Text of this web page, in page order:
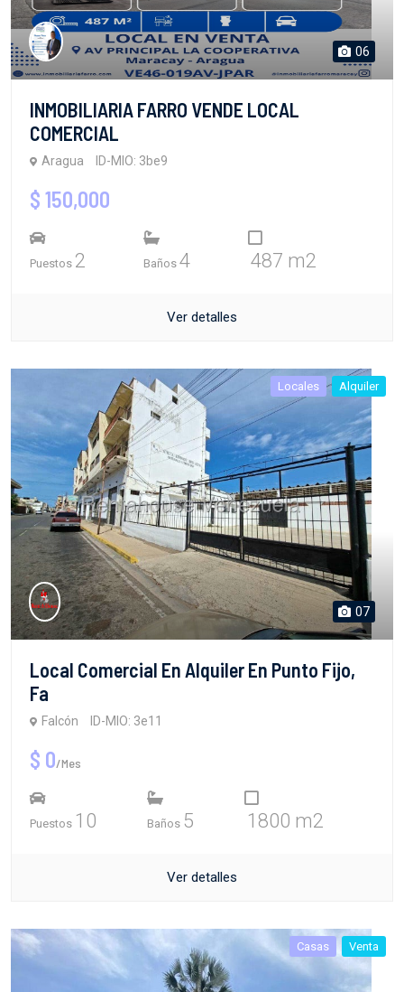
06
INMOBILIARIA FARRO VENDE LOCAL
COMERCIAL
Aragua ID-MIO: 3be9
$ 150,000
Puestos 2 Baños 4 487 m2
Ver detalles
Locales Alquiler
07
Local Comercial En Alquiler En Punto Fijo,
Fa
Falcón ID-MIO: 3e11
$ 0/Mes
Puestos 10 Baños 5 1800 m2
Ver detalles
Casas Venta